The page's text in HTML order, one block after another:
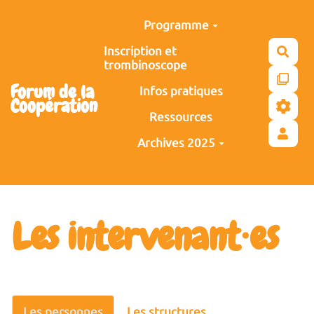
Forum de la
Coopération
Programme
Inscription et
trombinoscope
Infos pratiques
Ressources
Archives 2025
Les intervenant⸱es